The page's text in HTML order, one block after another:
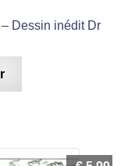
Dessin inédit Dr